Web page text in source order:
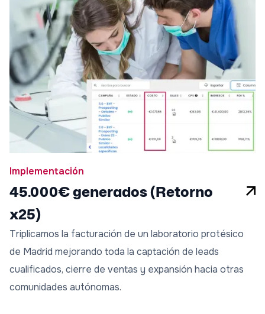
Implementación
45.000€ generados (Retorno
x25)
Triplicamos la facturación de un laboratorio protésico
de Madrid mejorando toda la captación de leads
cualificados, cierre de ventas y expansión hacia otras
comunidades autónomas.